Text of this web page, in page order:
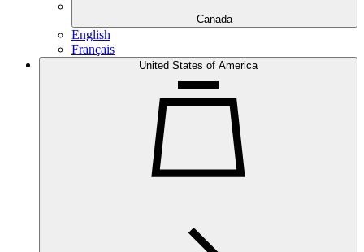
Canada
English
Français
United States of America